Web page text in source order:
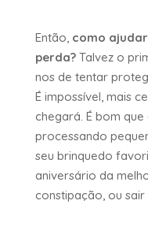
Então, como
perda?Talvez o
nos de tentar
É impossível, mais
chegará. É bom
processando
seu brinquedo
aniversário da
constipação, ou